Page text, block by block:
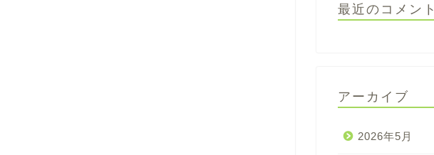
最近のコメント
アーカイブ
2026年5月